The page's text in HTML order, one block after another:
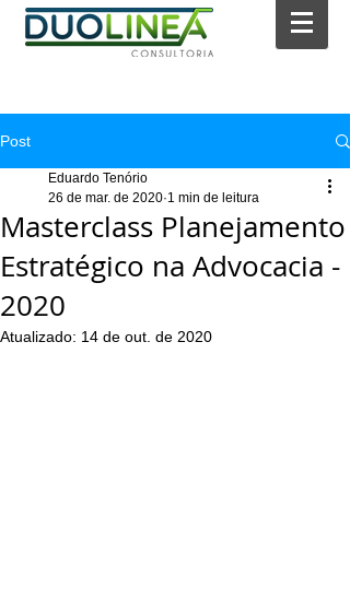
Post
Masterclass Planejamento
Estratégico na Advocacia -
2020
Eduardo Tenório
26 de mar. de 2020 1 min de leitura
Atualizado: 14 de out. de 2020